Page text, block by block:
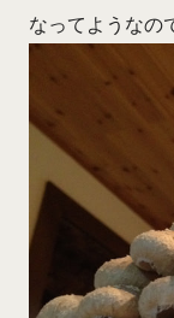
なってようなの